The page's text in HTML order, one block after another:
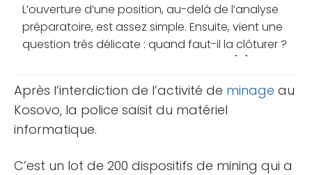
L’ouverture d’une position, au-delà de l’analyse
préparatoire, est assez simple. Ensuite, vient une
question très délicate : quand faut-il la clôturer ?
La question de la sortie de position est [...]
Après l’interdiction de l’activité de minage au
Kosovo, la police saisit du matériel
informatique.
C’est un lot de 200 dispositifs de mining qui a